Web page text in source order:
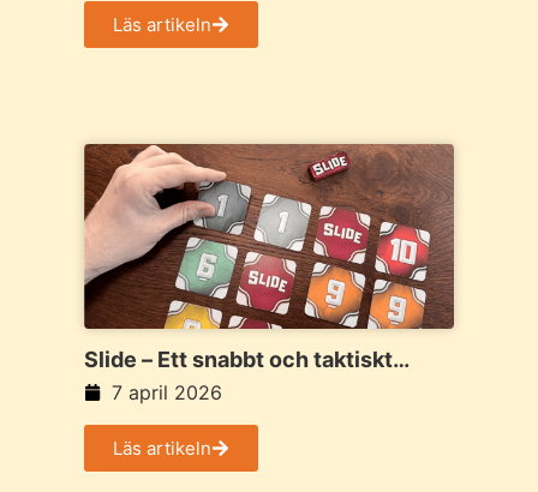
Läs artikeln
Slide – Ett snabbt och taktiskt
familjespel med överraskande djup
7 april 2026
Läs artikeln